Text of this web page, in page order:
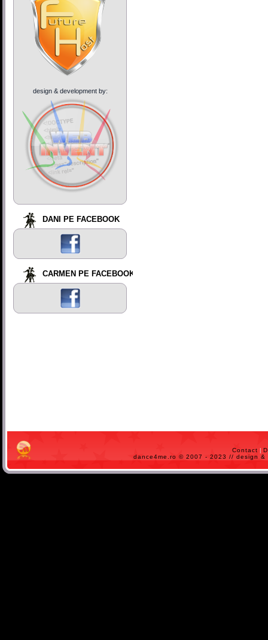
design & development by:
DANI PE FACEBOOK
CARMEN PE FACEBOOK
Contact |
dance4me.ro © 2007 - 2023 // design